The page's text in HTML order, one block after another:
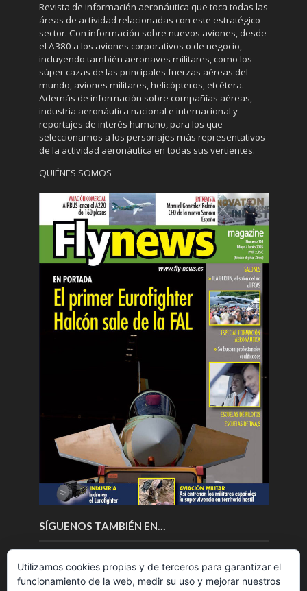
Revista de información aeronáutica que toca todas las
áreas de actividad relacionadas con este estratégico
sector. Con información sobre nuevos aviones, desde
el A380 a los aviones corporativos o de negocio,
incluyendo también aeronaves militares, como los
súper cazas de las principales fuerzas aéreas del
mundo, aviones militares, helicópteros, etcétera.
Además de información sobre compañías aéreas,
industria aeronáutica nacional e internacional y
reportajes de interés humano, para los que
seleccionamos a los personajes más representativos
de la actividad aeronáutica en todas sus vertientes.
QUIÉNES SOMOS
SÍGUENOS TAMBIÉN EN…
Utilizamos cookies propias y de terceros para garantizar el
funcionamiento de la web, medir su uso y mejorar nuestros